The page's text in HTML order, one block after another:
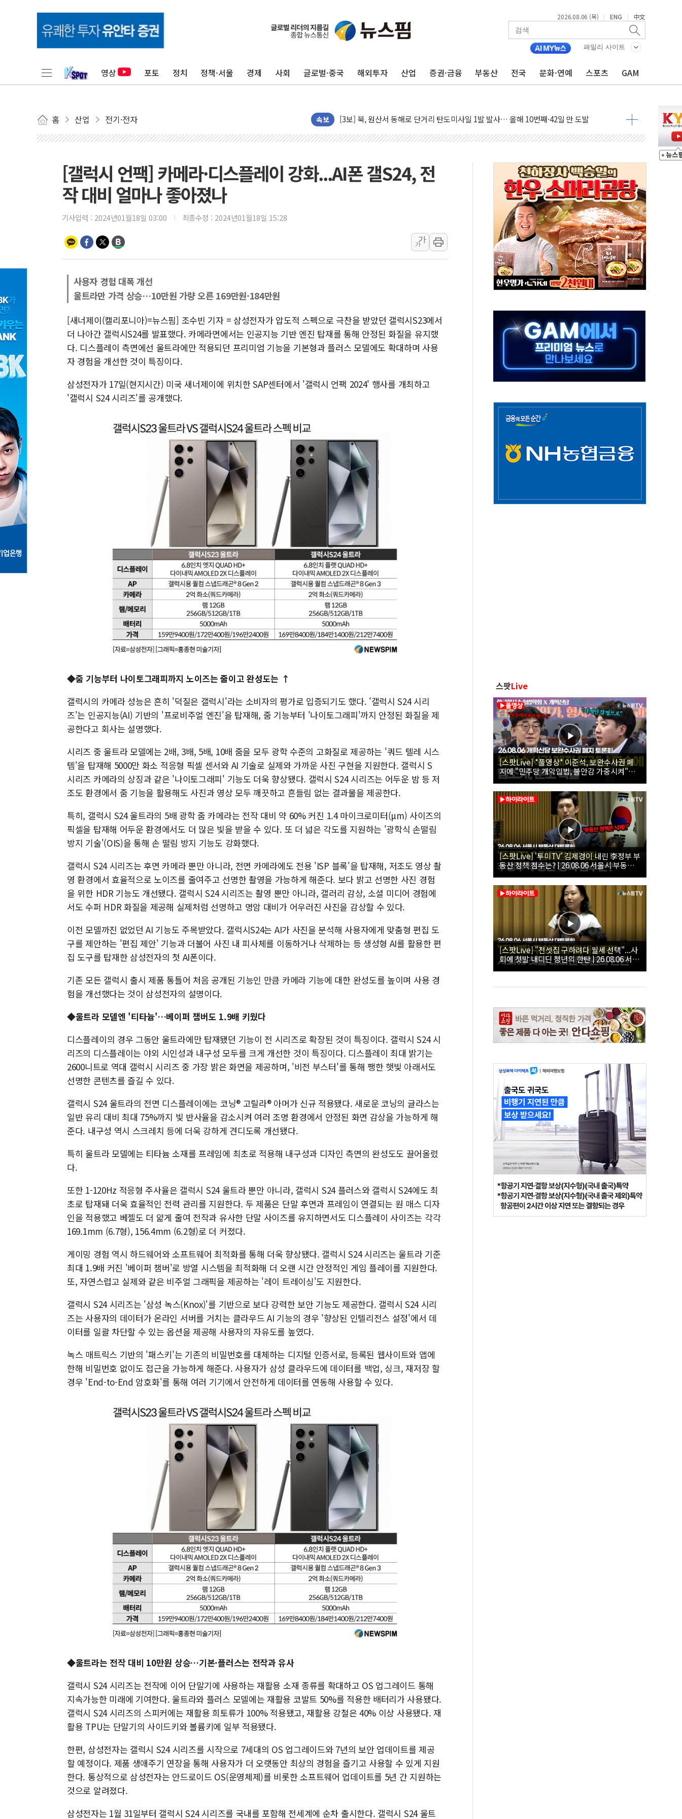
2026.08.06 (목) | ENG | 中文
패밀리 사이트
영상 포토 정치 정책·서울 경제 사회 글로벌·중국 해외투자 산업 증권·금융 부동산 전국 문화·연예 스포츠 GAM
홈 산업 전기·전자 속보
[베트남 증시] 지수 하락 속 'DGC' 임시 주총 기대감에 홀로 상한가…마진 잔액은 사상 최고
'월가의 황제' 다이먼 "금융시장 레버리지 위험수위…숨은 차입이 더 큰 변수"
김정관 산업부 장관 "주 52시간 손봐야, 경쟁상대 中과 비교해야"
해군 1함대 창설 80주년…지역과 함께하는 '선봉'의 대민 봉사
우크라 드론 전술, 중남미 콜롬비아에 새 안보 위기… 반군·마약카르텔이 습득해 전투 활용
동해해경, 독도 해상서 부유물 감긴 어선 구조
구미 폐염산처리업체서 불 2시간30여분만에 진화...외국인 노동자 숨져
해군과 함께하는 '불금전파, 송정' 시즌2
강원도 폭염특보 11일째…온열질환·가축 피해 최소화 '총력 대응'
[코인 시황] 비트코인, ETF 자금 유입에도 박스권…美 암호화폐 법안 처리 여부도 변수
[르포] 39도 폭염 속 잠실 개표소 시위 '62일째'..."대부분 여기서 상주"
강원·전라권 폭염중대경보 확대…온열질환자 2665명·사망 23명
빚투·레버리지 줄었지만, 반도체 두 종목에 코스피 '휘청'
[2보] 북한, 원산서 동해상 단거리 탄도미사일 발사
양주 가전제품 창고서 화재…차량 3대·건물 1동 전소
법원, '관저 이전 봐주기 감사' 유병호 구속적부심 기각
[갤럭시 언팩] 카메라·디스플레이 강화...AI폰 갤S24, 전
작 대비 얼마나 좋아졌나
기사입력 : 2024년01월18일 03:00 최종수정 : 2024년01월18일 15:28
가
가
사용자 경험 대폭 개선
울트라만 가격 상승…10만원 가량 오른 169만원·184만원
[새너제이(캘리포니아)=뉴스핌] 조수빈 기자 = 삼성전자가 압도적 스펙으로 극찬을 받았던 갤럭시S23에서
더 나아간 갤럭시S24를 발표했다. 카메라면에서는 인공지능 기반 엔진 탑재를 통해 안정된 화질을 유지했
다. 디스플레이 측면에선 울트라에만 적용되던 프리미엄 기능을 기본형과 플러스 모델에도 확대하며 사용
자 경험을 개선한 것이 특징이다.
삼성전자가 17일(현지시간) 미국 새너제이에 위치한 SAP센터에서 '갤럭시 언팩 2024' 행사를 개최하고
'갤럭시 S24 시리즈'를 공개했다.
◆줌 기능부터 나이토그래피까지 노이즈는 줄이고 완성도는 ↑
갤럭시의 카메라 성능은 흔히 '덕질은 갤럭시'라는 소비자의 평가로 입증되기도 했다. '갤럭시 S24 시리
즈'는 인공지능(AI) 기반의 '프로비주얼 엔진'을 탑재해, 줌 기능부터 '나이토그래피'까지 안정된 화질을 제
공한다고 회사는 설명했다.
시리즈 중 울트라 모델에는 2배, 3배, 5배, 10배 줌을 모두 광학 수준의 고화질로 제공하는 '쿼드 텔레 시스
템'을 탑재해 5000만 화소 적응형 픽셀 센서와 AI 기술로 실제와 가까운 사진 구현을 지원한다. 갤럭시 S
시리즈 카메라의 상징과 같은 '나이토그래피' 기능도 더욱 향상됐다. 갤럭시 S24 시리즈는 어두운 밤 등 저
조도 환경에서 줌 기능을 활용해도 사진과 영상 모두 깨끗하고 흔들림 없는 결과물을 제공한다.
특히, 갤럭시 S24 울트라의 5배 광학 줌 카메라는 전작 대비 약 60% 커진 1.4 마이크로미터(μm) 사이즈의
픽셀을 탑재해 어두운 환경에서도 더 많은 빛을 받을 수 있다. 또 더 넓은 각도를 지원하는 '광학식 손떨림
방지 기술'(OIS)을 통해 손 떨림 방지 기능도 강화했다.
갤럭시 S24 시리즈는 후면 카메라 뿐만 아니라, 전면 카메라에도 전용 'ISP 블록'을 탑재해, 저조도 영상 촬
영 환경에서 효율적으로 노이즈를 줄여주고 선명한 촬영을 가능하게 해준다. 보다 밝고 선명한 사진 경험
을 위한 HDR 기능도 개선됐다. 갤럭시 S24 시리즈는 촬영 뿐만 아니라, 갤러리 감상, 소셜 미디어 경험에
서도 수퍼 HDR 화질을 제공해 실제처럼 선명하고 명암 대비가 어우러진 사진을 감상할 수 있다.
이전 모델까진 없었던 AI 기능도 주목받았다. 갤럭시S24는 AI가 사진을 분석해 사용자에게 맞춤형 편집 도
구를 제안하는 '편집 제안' 기능과 더불어 사진 내 피사체를 이동하거나 삭제하는 등 생성형 AI를 활용한 편
집 도구를 탑재한 삼성전자의 첫 AI폰이다.
기존 모든 갤럭시 출시 제품 통틀어 처음 공개된 기능인 만큼 카메라 기능에 대한 완성도를 높이며 사용 경
험을 개선했다는 것이 삼성전자의 설명이다.
◆울트라 모델엔 '티타늄'…베이퍼 챔버도 1.9배 키웠다
디스플레이의 경우 그동안 울트라에만 탑재됐던 기능이 전 시리즈로 확장된 것이 특징이다. 갤럭시 S24 시
리즈의 디스플레이는 야외 시인성과 내구성 모두를 크게 개선한 것이 특징이다. 디스플레이 최대 밝기는
2600니트로 역대 갤럭시 시리즈 중 가장 밝은 화면을 제공하며, '비전 부스터'를 통해 쨍한 햇빛 아래서도
선명한 콘텐츠를 즐길 수 있다.
갤럭시 S24 울트라의 전면 디스플레이에는 코닝® 고릴라® 아머가 신규 적용됐다. 새로운 코닝의 글라스는
일반 유리 대비 최대 75%까지 빛 반사율을 감소시켜 여러 조명 환경에서 안정된 화면 감상을 가능하게 해
준다. 내구성 역시 스크레치 등에 더욱 강하게 견디도록 개선됐다.
특히 울트라 모델에는 티타늄 소재를 프레임에 최초로 적용해 내구성과 디자인 측면의 완성도도 끌어올렸
다.
또한 1-120Hz 적응형 주사율은 갤럭시 S24 울트라 뿐만 아니라, 갤럭시 S24 플러스와 갤럭시 S24에도 최
초로 탑재돼 더욱 효율적인 전력 관리를 지원한다. 두 제품은 단말 후면과 프레임이 연결되는 원 매스 디자
인을 적용했고 베젤도 더 얇게 줄여 전작과 유사한 단말 사이즈를 유지하면서도 디스플레이 사이즈는 각각
169.1mm (6.7형), 156.4mm (6.2형)로 더 커졌다.
게이밍 경험 역시 하드웨어와 소프트웨어 최적화를 통해 더욱 향상됐다. 갤럭시 S24 시리즈는 울트라 기준
최대 1.9배 커진 '베이퍼 챔버'로 방열 시스템을 최적화해 더 오랜 시간 안정적인 게임 플레이를 지원한다.
또, 자연스럽고 실제와 같은 비주얼 그래픽을 제공하는 '레이 트레이싱'도 지원한다.
갤럭시 S24 시리즈는 '삼성 녹스(Knox)'를 기반으로 보다 강력한 보안 기능도 제공한다. 갤럭시 S24 시리
즈는 사용자의 데이터가 온라인 서버를 거치는 클라우드 AI 기능의 경우 '향상된 인텔리전스 설정'에서 데
이터를 일괄 차단할 수 있는 옵션을 제공해 사용자의 자유도를 높였다.
녹스 매트릭스 기반의 '패스키'는 기존의 비밀번호를 대체하는 디지털 인증서로, 등록된 웹사이트와 앱에
한해 비밀번호 없이도 접근을 가능하게 해준다. 사용자가 삼성 클라우드에 데이터를 백업, 싱크, 재저장 할
경우 'End-to-End 암호화'를 통해 여러 기기에서 안전하게 데이터를 연동해 사용할 수 있다.
◆울트라는 전작 대비 10만원 상승…기본·플러스는 전작과 유사
갤럭시 S24 시리즈는 전작에 이어 단말기에 사용하는 재활용 소재 종류를 확대하고 OS 업그레이드 통해
지속가능한 미래에 기여한다. 울트라와 플러스 모델에는 재활용 코발트 50%를 적용한 배터리가 사용됐다.
갤럭시 S24 시리즈의 스피커에는 재활용 희토류가 100% 적용됐고, 재활용 강철은 40% 이상 사용됐다. 재
활용 TPU는 단말기의 사이드키와 볼륨키에 일부 적용됐다.
한편, 삼성전자는 갤럭시 S24 시리즈를 시작으로 7세대의 OS 업그레이드와 7년의 보안 업데이트를 제공
할 예정이다. 제품 생애주기 연장을 통해 사용자가 더 오랫동안 최상의 경험을 즐기고 사용할 수 있게 지원
한다. 통상적으로 삼성전자는 안드로이드 OS(운영체제)를 비롯한 소프트웨어 업데이트를 5년 간 지원하는
것으로 알려졌다.
삼성전자는 1월 31일부터 갤럭시 S24 시리즈를 국내를 포함해 전세계에 순차 출시한다. 갤럭시 S24 울트
스팟Live
[스팟Live] *풀영상* 이준석, 보완수사권 폐
지에 "민주당 개악입법, 불안감 가중시켜"｜
26.08.06 개혁신당 보완수사권 폐지 토론회
[스팟Live] '투미TV' 김제경이 내린 李정부 부
동산 정책 점수는? | 26.08.06 서울시 부동산
대토론회
[스팟Live] "전셋집 구하려다 월세 선택"...사
회에 첫발 내디딘 청년의 한탄 | 26.08.06 서울
시 부동산 대토론회